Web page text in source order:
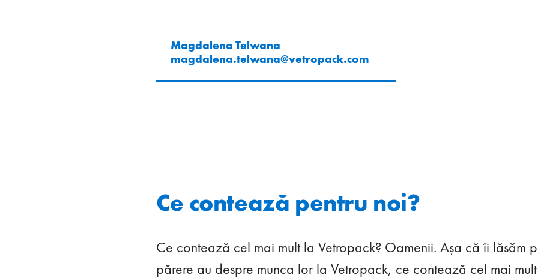
Magdalena Telwana
magdalena.telwana@vetropack.com
Ce contează pentru noi?
Ce contează cel mai mult la Vetropack? Oamenii. Așa că îi lăsăm
părere au despre munca lor la Vetropack, ce contează cel mai